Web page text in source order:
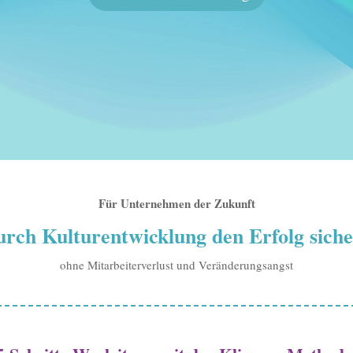
Für Unternehmen der Zukunft
Kulturentwicklung den Erfolg
ohne Mitarbeiterverlust und Veränderungsangst